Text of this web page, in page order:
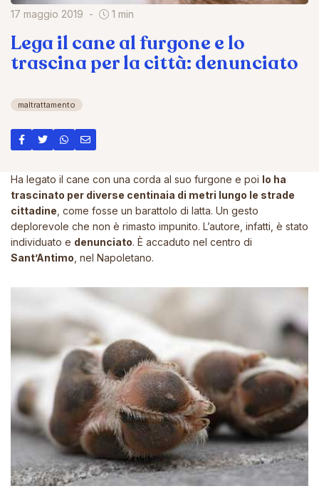
17 maggio 2019 1 min
Lega il cane al furgone e lo
trascina per la città: denunciato
maltrattamento
Ha legato il cane con una corda al suo furgone e poi lo ha
trascinato per diverse centinaia di metri lungo le strade
cittadine , come fosse un barattolo di latta. Un gesto
deplorevole che non è rimasto impunito. L’autore, infatti, è stato
individuato e denunciato. È accaduto nel centro di
Sant’Antimo , nel Napoletano.